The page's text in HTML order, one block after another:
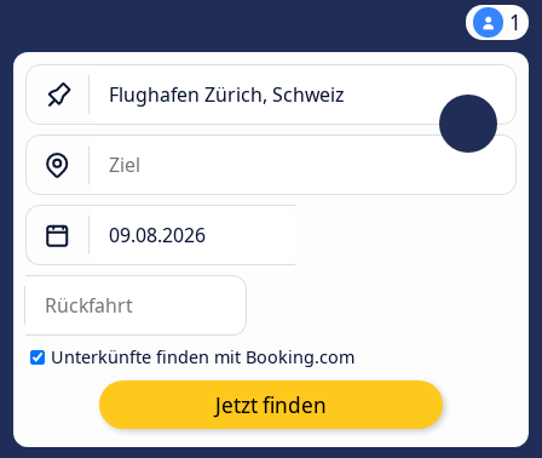
1
Unterkünfte finden mit Booking.com
Jetzt finden